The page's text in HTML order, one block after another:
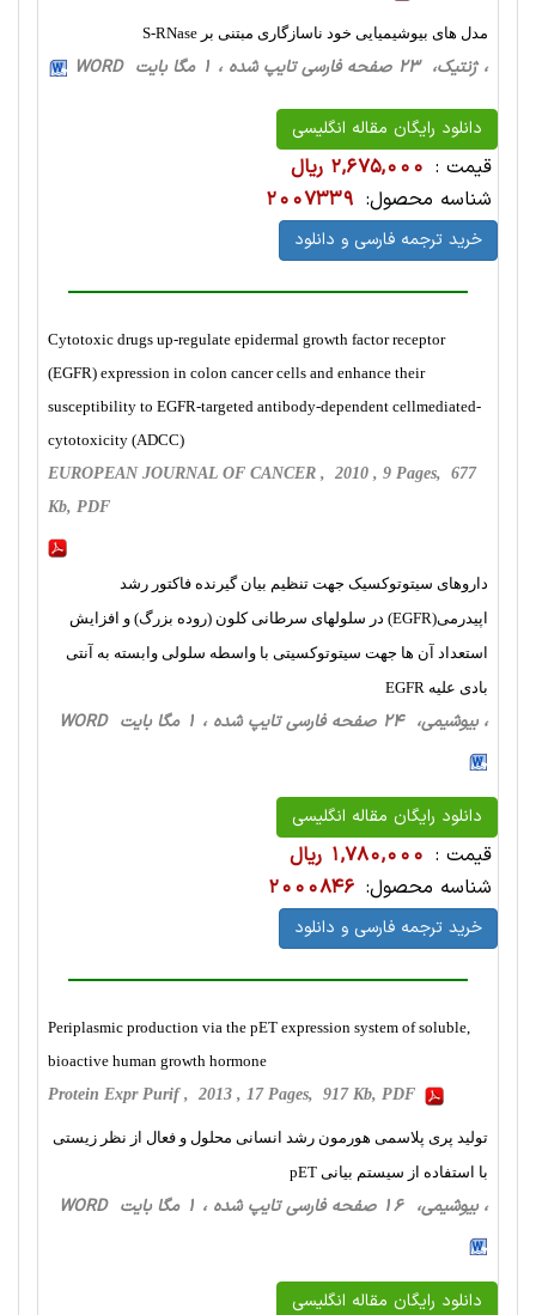
مدل های بیوشیمیایی خود ناسازگاری مبتنی بر S-RNase
، ژنتیک، 23 صفحه فارسی تایپ شده ، 1 مگا بایت WORD
دانلود رایگان مقاله انگلیسی
قیمت : 2,675,000 ریال
شناسه محصول: 2007339
خرید ترجمه فارسی و دانلود
Cytotoxic drugs up-regulate epidermal growth factor receptor
(EGFR) expression in colon cancer cells and enhance their
susceptibility to EGFR-targeted antibody-dependent cellmediated-
cytotoxicity (ADCC)
EUROPEAN JOURNAL OF CANCER , 2010 , 9 Pages, 677
Kb, PDF
داروهای سیتوتوکسیک جهت تنظیم بیان گیرنده فاکتور رشد
اپیدرمی(EGFR) در سلولهای سرطانی کلون (روده بزرگ) و افزایش
استعداد آن ها جهت سیتوتوکسیتی با واسطه سلولی وابسته به آنتی
بادی علیه EGFR
، بیوشیمی، 24 صفحه فارسی تایپ شده ، 1 مگا بایت WORD
دانلود رایگان مقاله انگلیسی
قیمت : 1,780,000 ریال
شناسه محصول: 2000846
خرید ترجمه فارسی و دانلود
Periplasmic production via the pET expression system of soluble,
bioactive human growth hormone
Protein Expr Purif , 2013 , 17 Pages, 917 Kb, PDF
تولید پری‌ پلاسمی هورمون رشد انسانی محلول و فعال از نظر زیستی
با استفاده از سیستم بیانی pET
، بیوشیمی، 16 صفحه فارسی تایپ شده ، 1 مگا بایت WORD
دانلود رایگان مقاله انگلیسی